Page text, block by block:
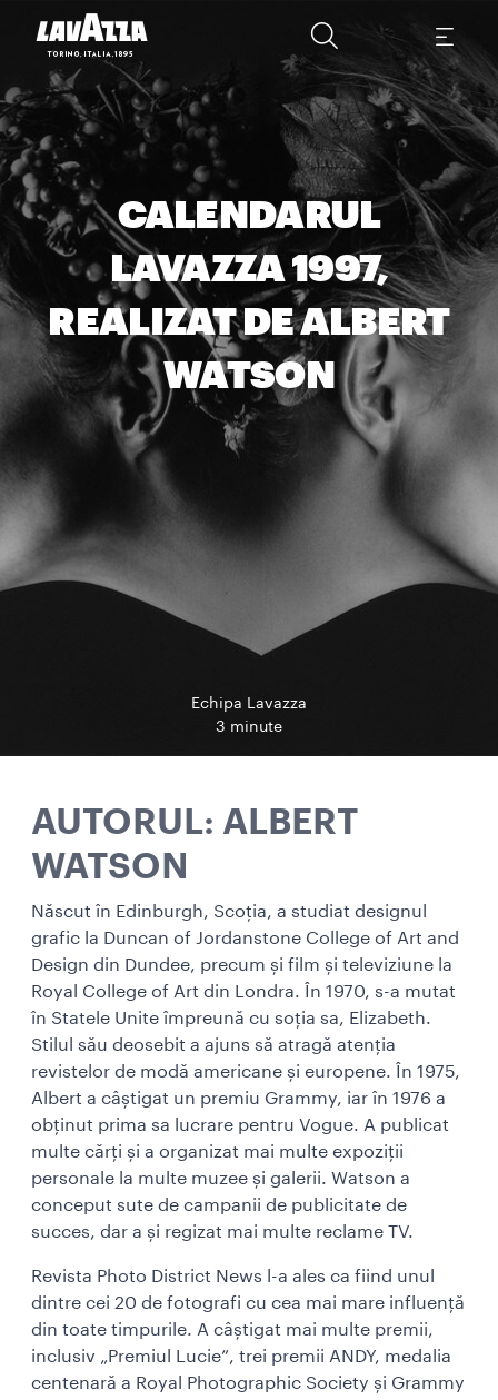
CALENDARUL
LAVAZZA 1997,
REALIZAT DE ALBERT
WATSON
Echipa Lavazza
3 minute
AUTORUL: ALBERT
WATSON
Născut în Edinburgh, Scoția, a studiat designul
grafic la Duncan of Jordanstone College of Art and
Design din Dundee, precum și film și televiziune la
Royal College of Art din Londra. În 1970, s-a mutat
în Statele Unite împreună cu soția sa, Elizabeth.
Stilul său deosebit a ajuns să atragă atenția
revistelor de modă americane și europene. În 1975,
Albert a câștigat un premiu Grammy, iar în 1976 a
obținut prima sa lucrare pentru Vogue. A publicat
multe cărți și a organizat mai multe expoziții
personale la multe muzee și galerii. Watson a
conceput sute de campanii de publicitate de
succes, dar a și regizat mai multe reclame TV.
Revista Photo District News l-a ales ca fiind unul
dintre cei 20 de fotografi cu cea mai mare influență
din toate timpurile. A câștigat mai multe premii,
inclusiv „Premiul Lucie”, trei premii ANDY, medalia
centenară a Royal Photographic Society și Grammy